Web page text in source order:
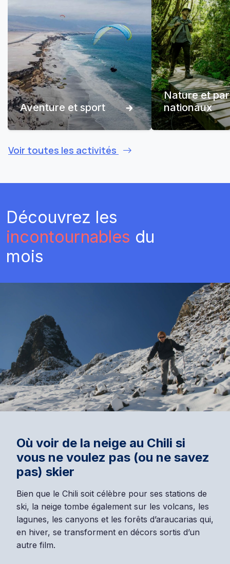
Aventure et sport
Nature et
nationaux
Voir toutes les activités
Découvrez les
incontournables du
mois
Où voir de la neige au Chili si
vous ne voulez pas (ou ne savez
pas) skier
Bien que le Chili soit célèbre pour ses stations de
ski, la neige tombe également sur les volcans, les
lagunes, les canyons et les forêts d’araucarias qui,
en hiver, se transforment en décors sortis d’un
autre film.